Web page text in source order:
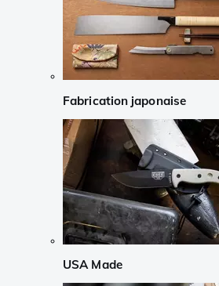
Fabrication japonaise
USA Made